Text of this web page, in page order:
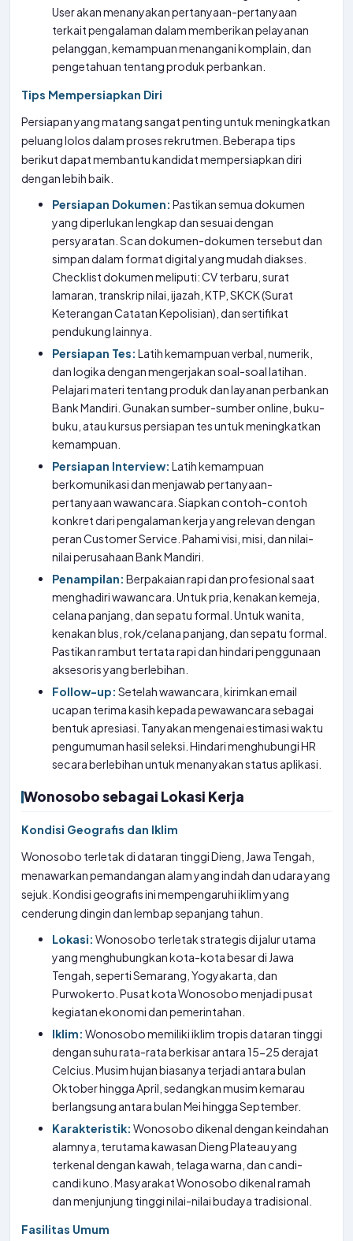
User akan menanyakan pertanyaan-pertanyaan
terkait pengalaman dalam memberikan pelayanan
pelanggan, kemampuan menangani komplain, dan
pengetahuan tentang produk perbankan.
Tips Mempersiapkan Diri
Persiapan yang matang sangat penting untuk meningkatkan
peluang lolos dalam proses rekrutmen. Beberapa tips
berikut dapat membantu kandidat mempersiapkan diri
dengan lebih baik.
Persiapan Dokumen: Pastikan semua dokumen
yang diperlukan lengkap dan sesuai dengan
persyaratan. Scan dokumen-dokumen tersebut dan
simpan dalam format digital yang mudah diakses.
Checklist dokumen meliputi: CV terbaru, surat
lamaran, transkrip nilai, ijazah, KTP, SKCK (Surat
Keterangan Catatan Kepolisian), dan sertifikat
pendukung lainnya.
Persiapan Tes: Latih kemampuan verbal, numerik,
dan logika dengan mengerjakan soal-soal latihan.
Pelajari materi tentang produk dan layanan perbankan
Bank Mandiri. Gunakan sumber-sumber online, buku-
buku, atau kursus persiapan tes untuk meningkatkan
kemampuan.
Persiapan Interview: Latih kemampuan
berkomunikasi dan menjawab pertanyaan-
pertanyaan wawancara. Siapkan contoh-contoh
konkret dari pengalaman kerja yang relevan dengan
peran Customer Service. Pahami visi, misi, dan nilai-
nilai perusahaan Bank Mandiri.
Penampilan: Berpakaian rapi dan profesional saat
menghadiri wawancara. Untuk pria, kenakan kemeja,
celana panjang, dan sepatu formal. Untuk wanita,
kenakan blus, rok/celana panjang, dan sepatu formal.
Pastikan rambut tertata rapi dan hindari penggunaan
aksesoris yang berlebihan.
Follow-up: Setelah wawancara, kirimkan email
ucapan terima kasih kepada pewawancara sebagai
bentuk apresiasi. Tanyakan mengenai estimasi waktu
pengumuman hasil seleksi. Hindari menghubungi HR
secara berlebihan untuk menanyakan status aplikasi.
Wonosobo sebagai Lokasi Kerja
Kondisi Geografis dan Iklim
Wonosobo terletak di dataran tinggi Dieng, Jawa Tengah,
menawarkan pemandangan alam yang indah dan udara yang
sejuk. Kondisi geografis ini mempengaruhi iklim yang
cenderung dingin dan lembap sepanjang tahun.
Lokasi: Wonosobo terletak strategis di jalur utama
yang menghubungkan kota-kota besar di Jawa
Tengah, seperti Semarang, Yogyakarta, dan
Purwokerto. Pusat kota Wonosobo menjadi pusat
kegiatan ekonomi dan pemerintahan.
Iklim: Wonosobo memiliki iklim tropis dataran tinggi
dengan suhu rata-rata berkisar antara 15-25 derajat
Celcius. Musim hujan biasanya terjadi antara bulan
Oktober hingga April, sedangkan musim kemarau
berlangsung antara bulan Mei hingga September.
Karakteristik: Wonosobo dikenal dengan keindahan
alamnya, terutama kawasan Dieng Plateau yang
terkenal dengan kawah, telaga warna, dan candi-
candi kuno. Masyarakat Wonosobo dikenal ramah
dan menjunjung tinggi nilai-nilai budaya tradisional.
Fasilitas Umum